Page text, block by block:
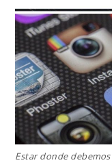
Estar donde